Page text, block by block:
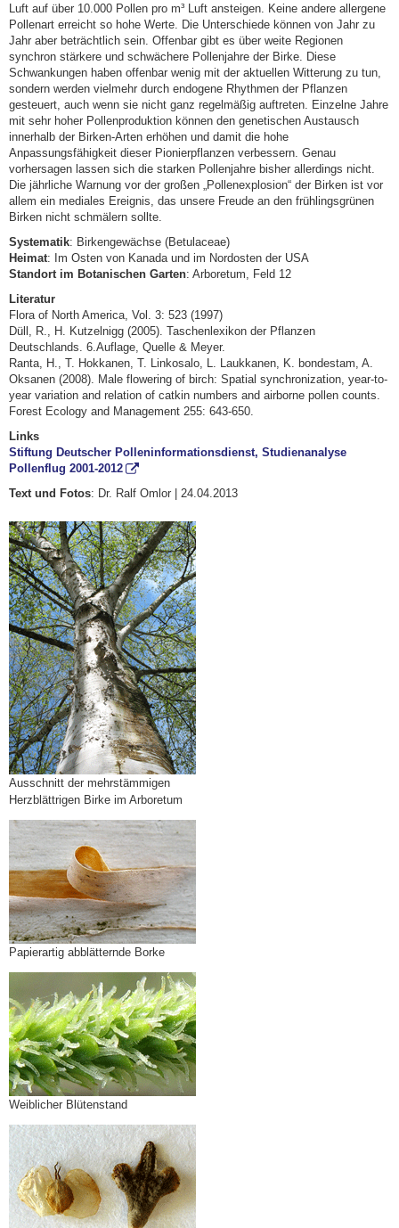
Luft auf über 10.000 Pollen pro m³ Luft ansteigen. Keine andere allergene
Pollenart erreicht so hohe Werte. Die Unterschiede können von Jahr zu
Jahr aber beträchtlich sein. Offenbar gibt es über weite Regionen
synchron stärkere und schwächere Pollenjahre der Birke. Diese
Schwankungen haben offenbar wenig mit der aktuellen Witterung zu tun,
sondern werden vielmehr durch endogene Rhythmen der Pflanzen
gesteuert, auch wenn sie nicht ganz regelmäßig auftreten. Einzelne Jahre
mit sehr hoher Pollenproduktion können den genetischen Austausch
innerhalb der Birken-Arten erhöhen und damit die hohe
Anpassungsfähigkeit dieser Pionierpflanzen verbessern. Genau
vorhersagen lassen sich die starken Pollenjahre bisher allerdings nicht.
Die jährliche Warnung vor der großen „Pollenexplosion“ der Birken ist vor
allem ein mediales Ereignis, das unsere Freude an den frühlingsgrünen
Birken nicht schmälern sollte.
Systematik: Birkengewächse (Betulaceae)
Heimat: Im Osten von Kanada und im Nordosten der USA
Standort im Botanischen Garten: Arboretum, Feld 12
Literatur
Flora of North America, Vol. 3: 523 (1997)
Düll, R., H. Kutzelnigg (2005). Taschenlexikon der Pflanzen
Deutschlands. 6.Auflage, Quelle & Meyer.
Ranta, H., T. Hokkanen, T. Linkosalo, L. Laukkanen, K. bondestam, A.
Oksanen (2008). Male flowering of birch: Spatial synchronization, year-to-
year variation and relation of catkin numbers and airborne pollen counts.
Forest Ecology and Management 255: 643-650.
Links
Stiftung Deutscher Polleninformationsdienst, Studienanalyse
Pollenflug 2001-2012
Text und Fotos: Dr. Ralf Omlor | 24.04.2013
Ausschnitt der mehrstämmigen
Herzblättrigen Birke im Arboretum
Papierartig abblätternde Borke
Weiblicher Blütenstand